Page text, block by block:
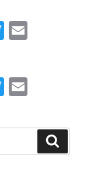
T
wi
er
T
wi
tt ail